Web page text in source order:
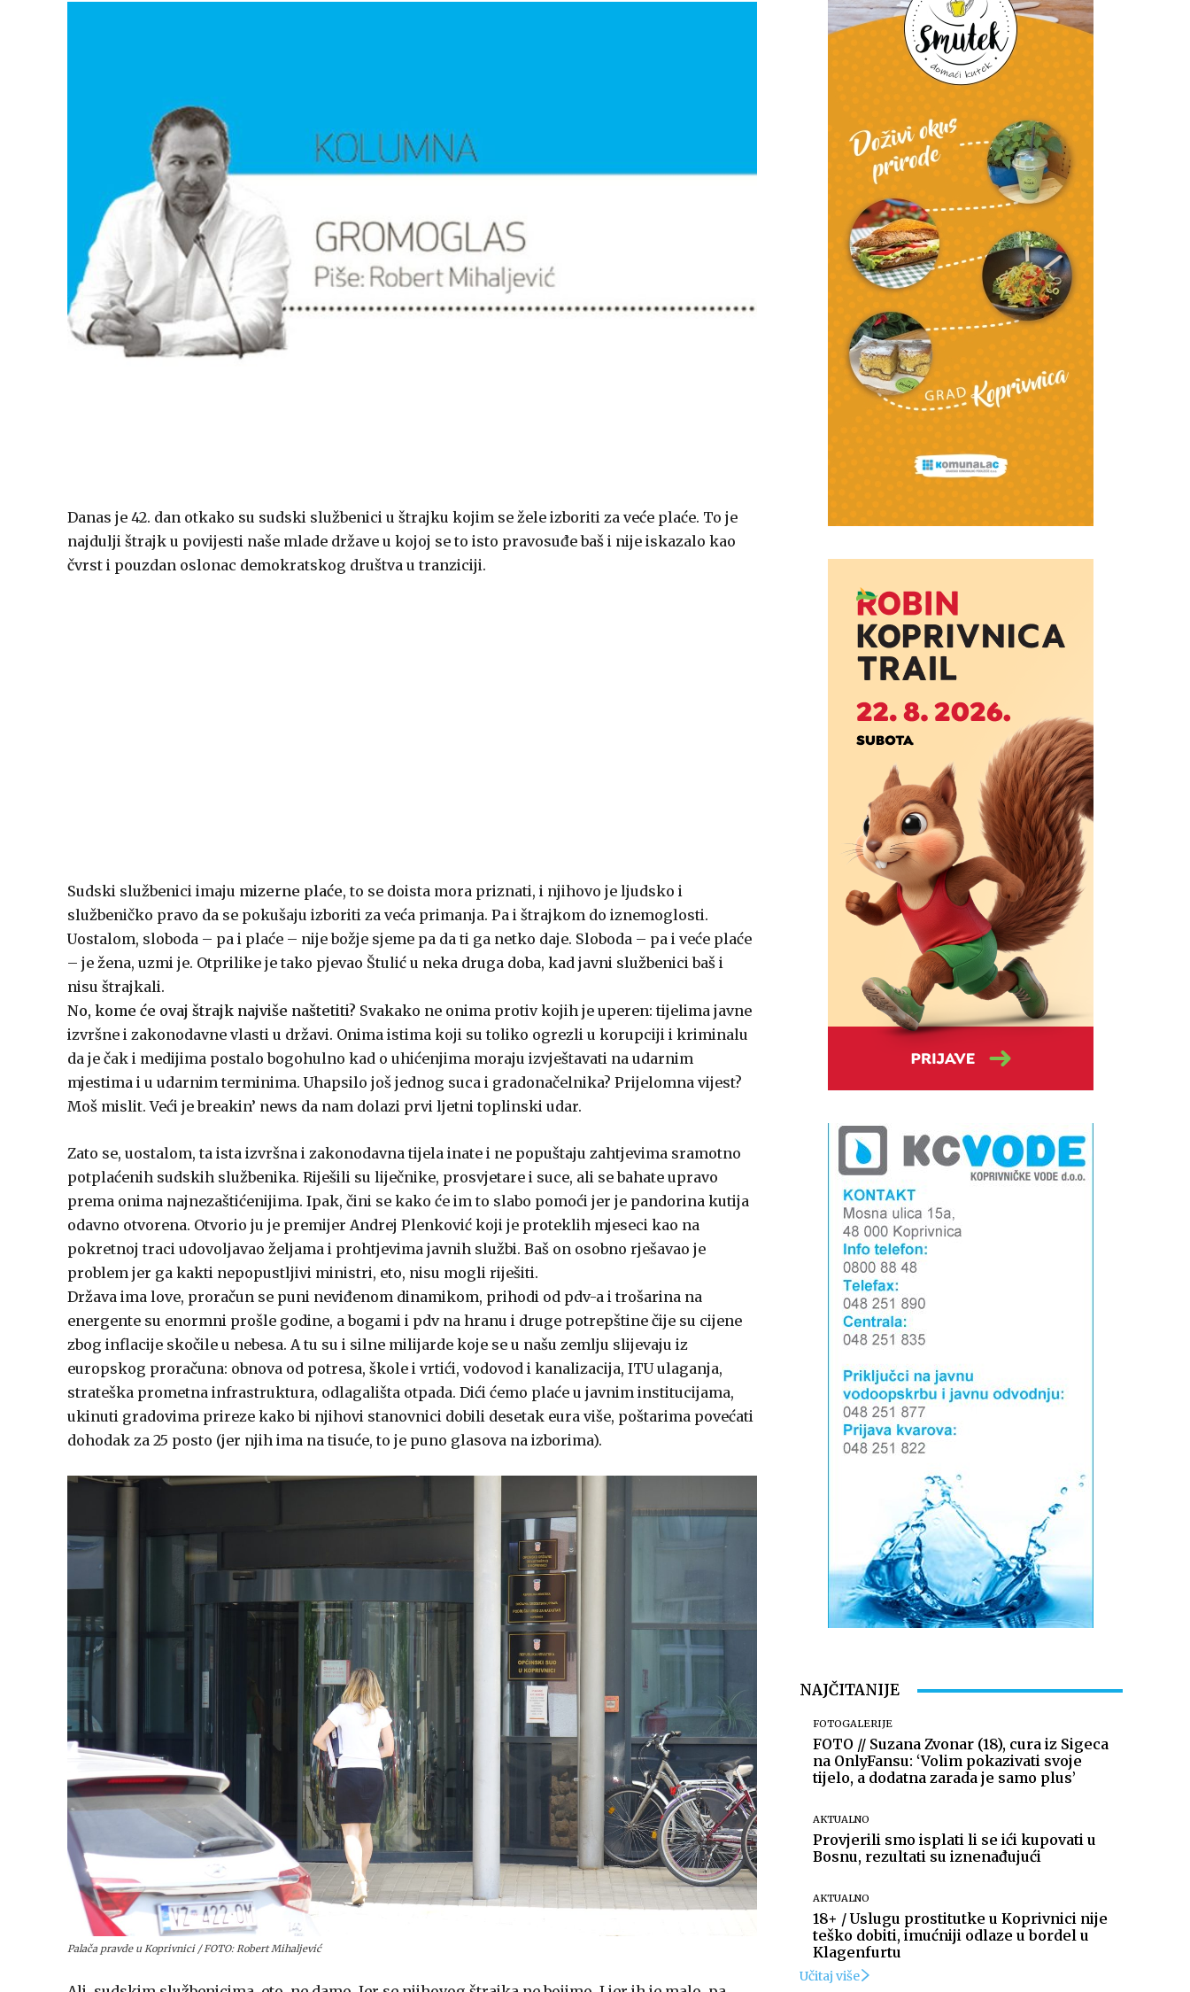
Danas je 42. dan otkako su sudski službenici u štrajku kojim se žele izboriti za veće plaće. To je
najdulji štrajk u povijesti naše mlade države u kojoj se to isto pravosuđe baš i nije iskazalo kao
čvrst i pouzdan oslonac demokratskog društva u tranziciji.
Sudski službenici imaju mizerne plaće, to se doista mora priznati, i njihovo je ljudsko i
službeničko pravo da se pokušaju izboriti za veća primanja. Pa i štrajkom do iznemoglosti.
Uostalom, sloboda – pa i plaće – nije božje sjeme pa da ti ga netko daje. Sloboda – pa i veće plaće
– je žena, uzmi je. Otprilike je tako pjevao Štulić u neka druga doba, kad javni službenici baš i
nisu štrajkali.
No, kome će ovaj štrajk najviše naštetiti? Svakako ne onima protiv kojih je uperen: tijelima javne
izvršne i zakonodavne vlasti u državi. Onima istima koji su toliko ogrezli u korupciji i kriminalu
da je čak i medijima postalo bogohulno kad o uhićenjima moraju izvještavati na udarnim
mjestima i u udarnim terminima. Uhapsilo još jednog suca i gradonačelnika? Prijelomna vijest?
Moš mislit. Veći je breakin’ news da nam dolazi prvi ljetni toplinski udar.
Zato se, uostalom, ta ista izvršna i zakonodavna tijela inate i ne popuštaju zahtjevima sramotno
potplaćenih sudskih službenika. Riješili su liječnike, prosvjetare i suce, ali se bahate upravo
prema onima najnezaštićenijima. Ipak, čini se kako će im to slabo pomoći jer je pandorina kutija
odavno otvorena. Otvorio ju je premijer Andrej Plenković koji je proteklih mjeseci kao na
pokretnoj traci udovoljavao željama i prohtjevima javnih službi. Baš on osobno rješavao je
problem jer ga kakti nepopustljivi ministri, eto, nisu mogli riješiti.
Država ima love, proračun se puni neviđenom dinamikom, prihodi od pdv-a i trošarina na
energente su enormni prošle godine, a bogami i pdv na hranu i druge potrepštine čije su cijene
zbog inflacije skočile u nebesa. A tu su i silne milijarde koje se u našu zemlju slijevaju iz
europskog proračuna: obnova od potresa, škole i vrtići, vodovod i kanalizacija, ITU ulaganja,
strateška prometna infrastruktura, odlagališta otpada. Dići ćemo plaće u javnim institucijama,
ukinuti gradovima prireze kako bi njihovi stanovnici dobili desetak eura više, poštarima povećati
dohodak za 25 posto (jer njih ima na tisuće, to je puno glasova na izborima).
Palača pravde u Koprivnici / FOTO: Robert Mihaljević
NAJČITANIJE
FOTOGALERIJE
FOTO // Suzana Zvonar (18), cura iz Sigeca
na OnlyFansu: ‘Volim pokazivati svoje
tijelo, a dodatna zarada je samo plus’
AKTUALNO
Provjerili smo isplati li se ići kupovati u
Bosnu, rezultati su iznenađujući
AKTUALNO
18+ / Uslugu prostitutke u Koprivnici nije
teško dobiti, imućniji odlaze u bordel u
Klagenfurtu
Učitaj više